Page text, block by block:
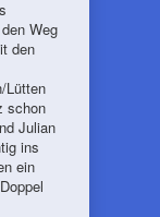
Weg
den
Lütten
schon
Julian
ins
ein